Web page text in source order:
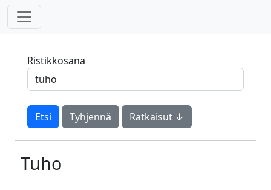
Ristikkosana
Tyhjennä Ratkaisut ↓
Tuho